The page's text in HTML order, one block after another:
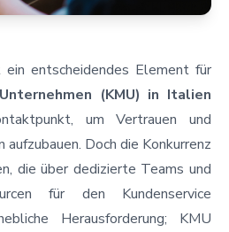
ein entscheidendes Element für
(KMU) in Italien
um Vertrauen und
Doch die Konkurrenz
die über dedizierte Teams und
für den Kundenservice
Herausforderung; KMU